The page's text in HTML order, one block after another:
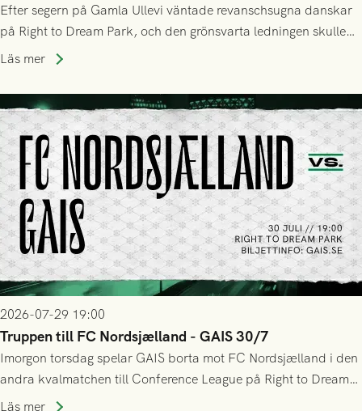
Efter segern på Gamla Ullevi väntade revanschsugna danskar
på Right to Dream Park, och den grönsvarta ledningen skulle
upphöra efter mindre än kvarten spelad. På lika mark visade
tennissiffror och det grönsvarta europaäventyret tog slut.
Läs mer
2026-07-29 19:00
Truppen till FC Nordsjælland - GAIS 30/7
Imorgon torsdag spelar GAIS borta mot FC Nordsjælland i den
andra kvalmatchen till Conference League på Right to Dream
Park! Fredrik Holmberg och ledarstaben har tagit ut följande
Läs mer